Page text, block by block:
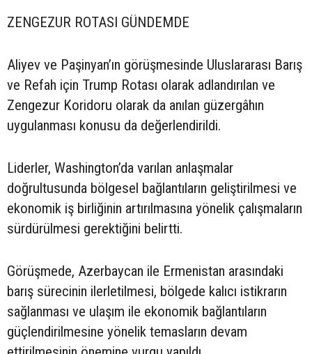
ZENGEZUR ROTASI GÜNDEMDE
Aliyev ve Paşinyan’ın görüşmesinde Uluslararası Barış
ve Refah için Trump Rotası olarak adlandırılan ve
Zengezur Koridoru olarak da anılan güzergâhın
uygulanması konusu da değerlendirildi.
Liderler, Washington’da varılan anlaşmalar
doğrultusunda bölgesel bağlantıların geliştirilmesi ve
ekonomik iş birliğinin artırılmasına yönelik çalışmaların
sürdürülmesi gerektiğini belirtti.
Görüşmede, Azerbaycan ile Ermenistan arasındaki
barış sürecinin ilerletilmesi, bölgede kalıcı istikrarın
sağlanması ve ulaşım ile ekonomik bağlantıların
güçlendirilmesine yönelik temasların devam